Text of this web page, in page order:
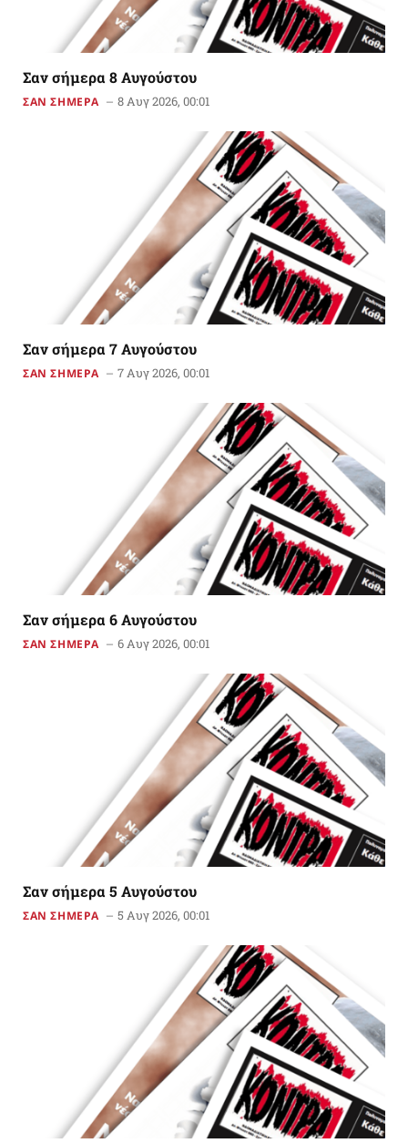
Σαν σήμερα 8 Αυγούστου
ΣΑΝ ΣΗΜΕΡΑ 8 Αυγ 2026, 00:01
Σαν σήμερα 7 Αυγούστου
ΣΑΝ ΣΗΜΕΡΑ 7 Αυγ 2026, 00:01
Σαν σήμερα 6 Αυγούστου
ΣΑΝ ΣΗΜΕΡΑ 6 Αυγ 2026, 00:01
Σαν σήμερα 5 Αυγούστου
ΣΑΝ ΣΗΜΕΡΑ 5 Αυγ 2026, 00:01